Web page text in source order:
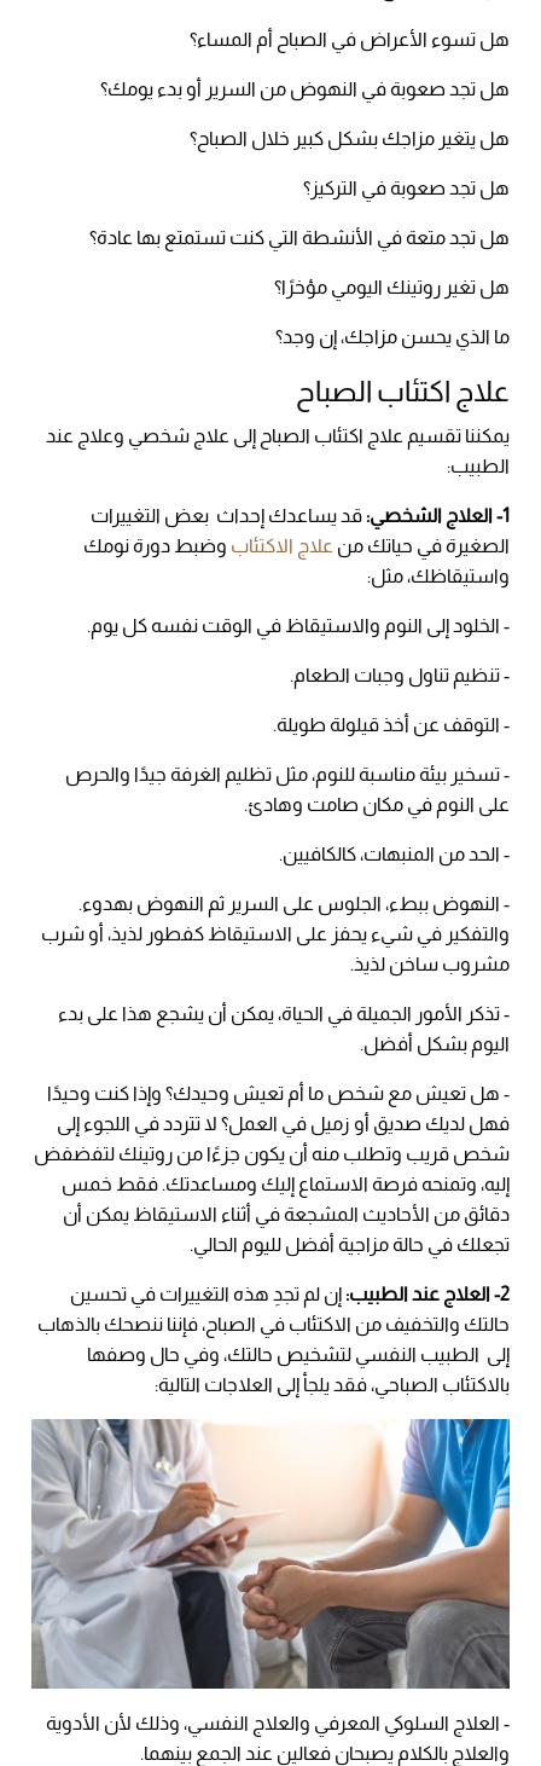
هل تسوء الأعراض في الصباح أم المساء؟
هل تجد صعوبة في النهوض من السرير أو بدء يومك؟
هل يتغير مزاجك بشكل كبير خلال الصباح؟
هل تجد صعوبة في التركيز؟
هل تجد متعة في الأنشطة التي كنت تستمتع بها عادة؟
هل تغير روتينك اليومي مؤخرًا؟
ما الذي يحسن مزاجك، إن وجد؟
علاج اكتئاب الصباح
يمكننا تقسيم علاج اكتئاب الصباح إلى علاج شخصي وعلاج عند
الطبيب:
1- العلاج الشخصي:
قد يساعدك إحداث بعض التغييرات
الصغيرة في حياتك من علاج الاكتئاب وضبط دورة نومك
واستيقاظك، مثل:
- الخلود إلى النوم والاستيقاظ في الوقت نفسه كل يوم.
- تنظيم تناول وجبات الطعام.
- التوقف عن أخذ قيلولة طويلة.
- تسخير بيئة مناسبة للنوم، مثل تظليم الغرفة جيدًا والحرص
على النوم في مكان صامت وهادئ.
- الحد من المنبهات، كالكافيين.
- النهوض ببطء، الجلوس على السرير ثم النهوض بهدوء.
والتفكير في شيء يحفز على الاستيقاظ كفطور لذيذ، أو شرب
مشروب ساخن لذيذ.
- تذكر الأمور الجميلة في الحياة، يمكن أن يشجع هذا على بدء
اليوم بشكل أفضل.
- هل تعيش مع شخص ما أم تعيش وحيدك؟ وإذا كنت وحيدًا
فهل لديك صديق أو زميل في العمل؟ لا تتردد في اللجوء إلى
شخص قريب وتطلب منه أن يكون جزءًا من روتينك لتفضفض
إليه، وتمنحه فرصة الاستماع إليك ومساعدتك. فقط خمس
دقائق من الأحاديث المشجعة في أثناء الاستيقاظ يمكن أن
تجعلك في حالة مزاجية أفضل لليوم الحالي.
2- العلاج عند الطبيب:
إن لم تجدِ هذه التغييرات في تحسين
حالتك والتخفيف من الاكتئاب في الصباح، فإننا ننصحك بالذهاب
إلى الطبيب النفسي لتشخيص حالتك، وفي حال وصفها
بالاكتئاب الصباحي، فقد يلجأ إلى العلاجات التالية:
- العلاج السلوكي المعرفي والعلاج النفسي، وذلك لأن الأدوية
والعلاج بالكلام يصبحان فعالين عند الجمع بينهما.